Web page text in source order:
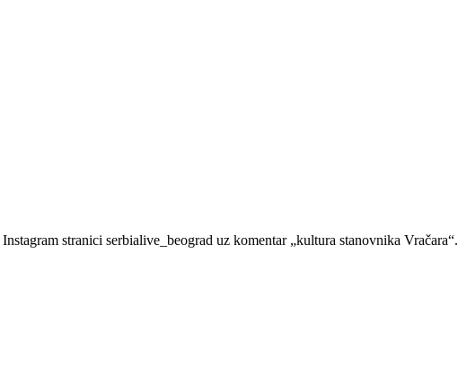
stranici serbialive_beograd uz komentar „kultura stanovnika Vračara“.